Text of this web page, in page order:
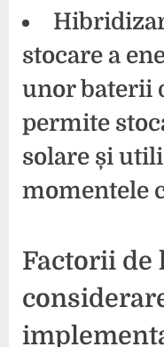
stocare a
unor baterii
permite
solare și
momentele
Factorii de